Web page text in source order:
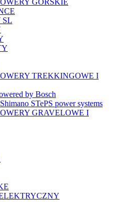
GÓRSKIE
SL
TREKKINGOWE I
by Bosch
STePS power systems
GRAVELOWE I